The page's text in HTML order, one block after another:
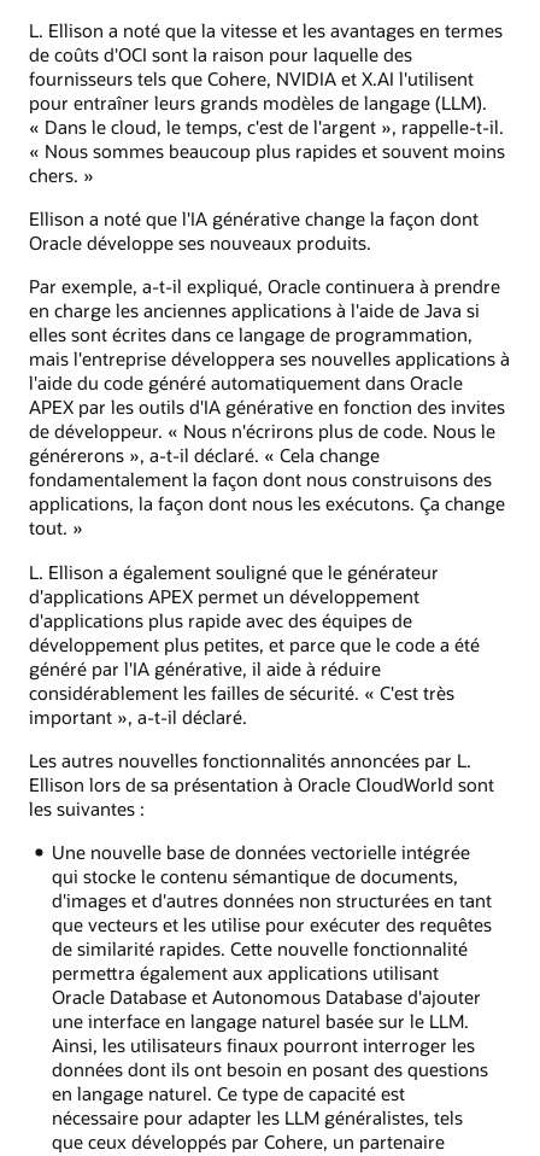
L. Ellison a noté que la vitesse et les avantages en termes
de coûts d'OCI sont la raison pour laquelle des
fournisseurs tels que Cohere, NVIDIA et X.AI l'utilisent
pour entraîner leurs grands modèles de langage (LLM).
« Dans le cloud, le temps, c'est de l'argent », rappelle-t-il.
« Nous sommes beaucoup plus rapides et souvent moins
chers. »
Ellison a noté que l'IA générative change la façon dont
Oracle développe ses nouveaux produits.
Par exemple, a-t-il expliqué, Oracle continuera à prendre
en charge les anciennes applications à l'aide de Java si
elles sont écrites dans ce langage de programmation,
mais l'entreprise développera ses nouvelles applications à
l'aide du code généré automatiquement dans Oracle
APEX par les outils d'IA générative en fonction des invites
de développeur. « Nous n'écrirons plus de code. Nous le
générerons », a-t-il déclaré. « Cela change
fondamentalement la façon dont nous construisons des
applications, la façon dont nous les exécutons. Ça change
tout. »
L. Ellison a également souligné que le générateur
d'applications APEX permet un développement
d'applications plus rapide avec des équipes de
développement plus petites, et parce que le code a été
généré par l'IA générative, il aide à réduire
considérablement les failles de sécurité. « C'est très
important », a-t-il déclaré.
Les autres nouvelles fonctionnalités annoncées par L.
Ellison lors de sa présentation à Oracle CloudWorld sont
les suivantes :
Une nouvelle base de données vectorielle intégrée
qui stocke le contenu sémantique de documents,
d'images et d'autres données non structurées en tant
que vecteurs et les utilise pour exécuter des requêtes
de similarité rapides. Cette nouvelle fonctionnalité
permettra également aux applications utilisant
Oracle Database et Autonomous Database d'ajouter
une interface en langage naturel basée sur le LLM.
Ainsi, les utilisateurs finaux pourront interroger les
données dont ils ont besoin en posant des questions
en langage naturel. Ce type de capacité est
nécessaire pour adapter les LLM généralistes, tels
que ceux développés par Cohere, un partenaire